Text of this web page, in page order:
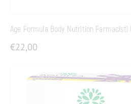
Age Formula Body Nutrition Farmacisti
€22,00